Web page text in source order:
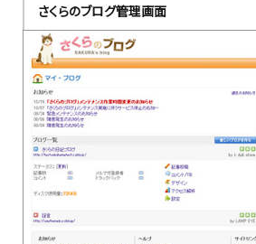
さくらのブログ管理画面